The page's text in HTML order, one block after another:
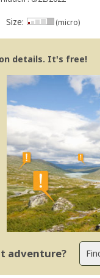
Size: (micro)
details. It's free!
adventure?